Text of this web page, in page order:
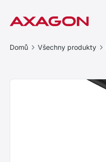
Domů Všechny produkty